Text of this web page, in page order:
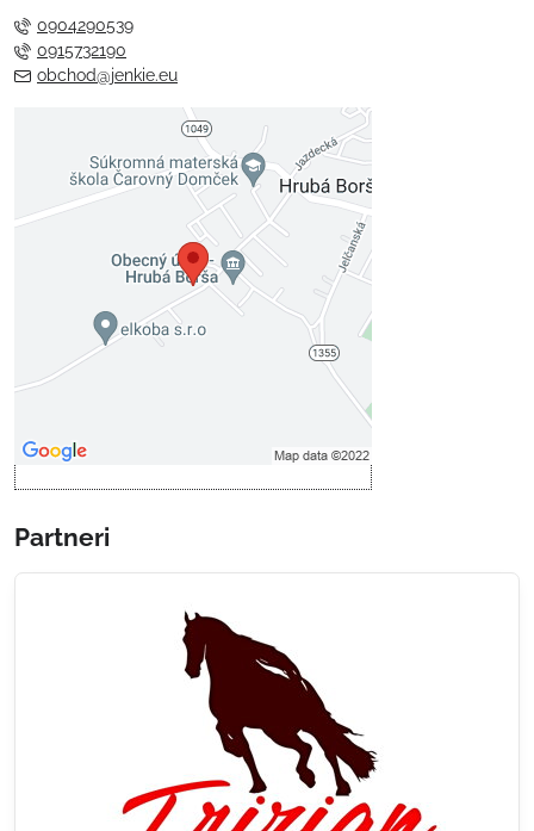
0904290539
0915732190
obchod@jenkie.eu
Externý obsah je blokovaný
Voľbami súkromia
Prajete si načítať externý obsah?
Povoliť tentokrát
Povoliť a zapamätať - súhlas s
Partneri